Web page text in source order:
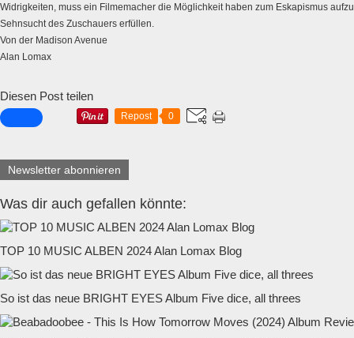
Widrigkeiten, muss ein Filmemacher die Möglichkeit haben zum Eskapismus
Sehnsucht des Zuschauers erfüllen.
Von der Madison Avenue
Alan Lomax
Diesen Post teilen
Repost 0
Newsletter abonnieren
Was dir auch gefallen könnte:
TOP 10 MUSIC ALBEN 2024 Alan Lomax Blog
So ist das neue BRIGHT EYES Album Five dice, all threes